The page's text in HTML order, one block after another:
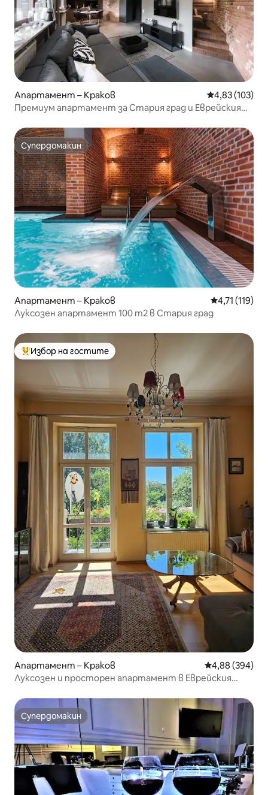
Апартамент – Краков Средна
4,83 (103)
Премиум апартамент за Стария град и Еврейския
Супердомакин
Супердомакин
Апартамент – Краков Средна
4,71 (119)
Луксозен апартамент 100 m2 в Стария град
Най-популярен избор на гостите
Избор на гостите
Апартамент – Краков Средна
4,88 (394)
Луксозен и просторен апартамент в Еврейския
Супердомакин
Супердомакин